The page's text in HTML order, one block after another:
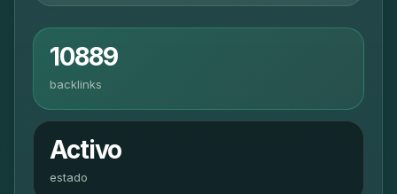
10889
backlinks
Activo
estado